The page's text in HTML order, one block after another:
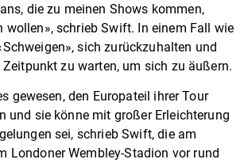
die zu meinen Shows kommen,
wollen», schrieb Swift. In einem Fall wie
sich zurückzuhalten und
zu warten, um sich zu äußern.
gewesen, den Europateil ihrer Tour
und sie könne mit großer Erleichterung
sei, schrieb Swift, die am
Londoner Wembley-Stadion vor rund